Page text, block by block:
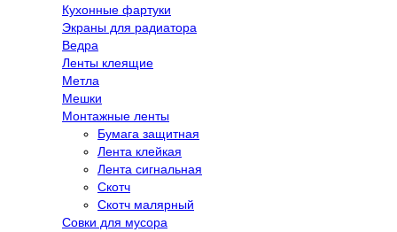
Кухонные фартуки
Экраны для радиатора
Ведра
Ленты клеящие
Метла
Мешки
Монтажные ленты
Бумага защитная
Лента клейкая
Лента сигнальная
Скотч
Скотч малярный
Совки для мусора